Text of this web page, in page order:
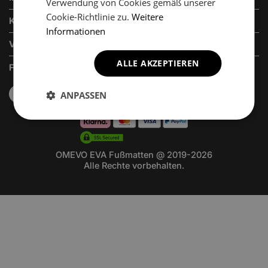
KUNDENSERVICE
VERKAUFSABTEILUNG
FOLGEN SIE UNS
OMEVO EVA Fußmatten @ 2019-2026
Alle Rechte vorbehalten.
Verwendung von Cookies gemäß unserer
Cookie-Richtlinie zu.Weitere
Informationen
ALLE AKZEPTIEREN
ANPASSEN